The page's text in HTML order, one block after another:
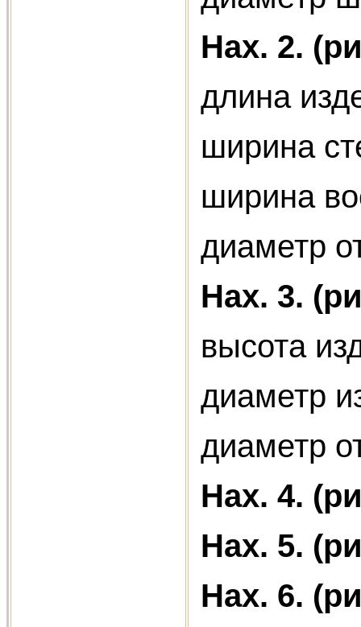
Нах. 2.
длина
ширина
ширина
диаметр
Нах. 3.
высота
диаметр
диаметр
Нах. 4.
Нах. 5.
Нах. 6.